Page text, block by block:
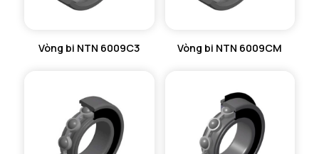
GỐI ĐỠ 2 NỬA NTN
MÁY GIA NHIỆT NTN
Vòng bi NTN 6009C3 Vòng bi NTN 6009CM